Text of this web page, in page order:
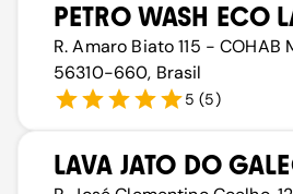
PETRO WASH ECO
R. Amaro Biato 115 -
56310-660, Brasil
5 (5)
LAVA JATO DO